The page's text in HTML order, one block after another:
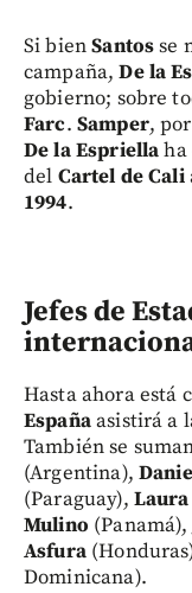
Si bienSantosse
campaña,De la
gobierno; sobre
Farc. Samper,
De la Espriellaha
del Cartel de Cali
1994.
Jefes de
Hasta ahora está
Españaasistirá a
También se
(Argentina),
(Paraguay),
Mulino (Panamá),
Asfura
Dominicana).